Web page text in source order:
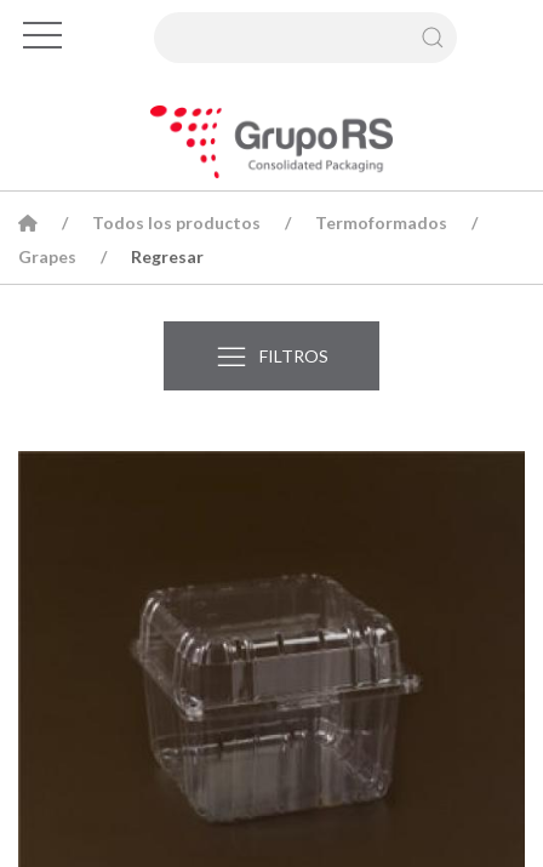
Todos los productos
Termoformados
Grapes
Regresar
FILTROS